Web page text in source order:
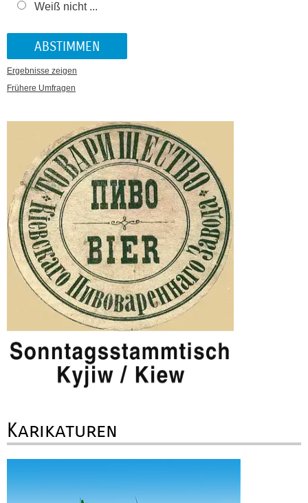
Weiß nicht ...
Ergebnisse zeigen
Frühere Umfragen
Karikaturen